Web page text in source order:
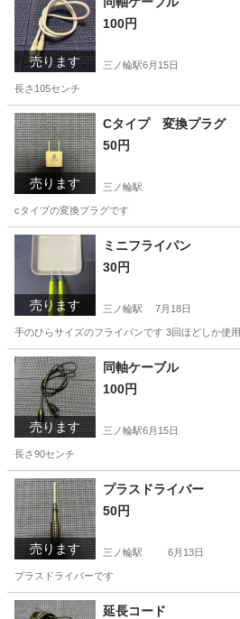
売ります
100円
三ノ輪駅6月15日
長さ105センチ
東京 台東区 三ノ輪駅 その他
売ります
Cタイプ 変換プラグ
50円
三ノ輪駅
cタイプの変換プラグです
東京 台東区 三ノ輪駅 その他
売ります
ミニフライパン
30円
三ノ輪駅 7月18日
手のひらサイズのフライパンです 3回ほどしか使
東京 台東区 三ノ輪駅
売ります
同軸ケーブル
100円
三ノ輪駅6月15日
長さ90センチ
東京 台東区 三ノ輪駅 その他
売ります
プラスドライバー
50円
三ノ輪駅 6月13日
プラスドライバーです
東京 台東区 三ノ輪駅
延長コード